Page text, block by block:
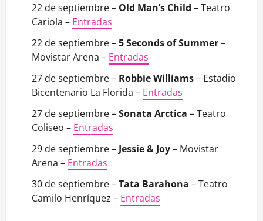
22 de septiembre – Old Man’s Child – Teatro
Cariola – Entradas
22 de septiembre –5 Seconds of Summer–
Movistar Arena – Entradas
27 de septiembre – Robbie Williams– Estadio
Bicentenario La Florida – Entradas
27 de septiembre –Sonata Arctica – Teatro
Coliseo – Entradas
29 de septiembre – Jessie & Joy– Movistar
Arena – Entradas
30 de septiembre –Tata Barahona – Teatro
Camilo Henríquez – Entradas